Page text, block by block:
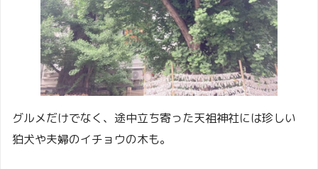
グルメだけでなく、途中立ち寄った天祖神社には珍しい
狛犬や夫婦のイチョウの木も。